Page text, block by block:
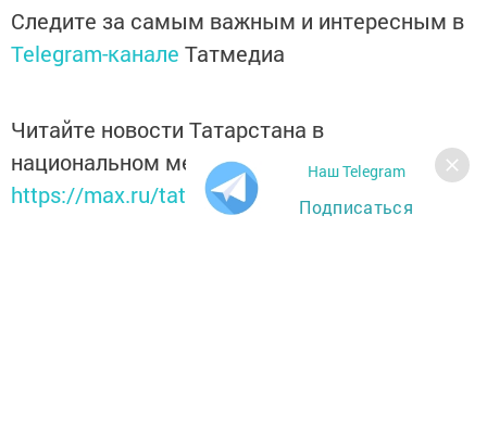
Следите за самым важным и интересным в
Telegram-канале Татмедиа
Читайте новости Татарстана в
национальном мессенджере MАХ:
https://max.ru/tatmedia
Наш Telegram
Подписаться